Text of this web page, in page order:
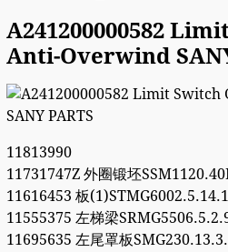
A241200000582
Anti-Overwind
11813990
11731747Z 外圈锻坯
11616453 板
11555375 左梯梁
11695635 左尾罩板